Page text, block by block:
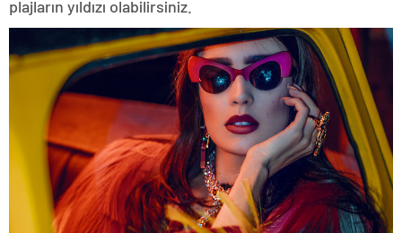
plajların yıldızı olabilirsiniz.